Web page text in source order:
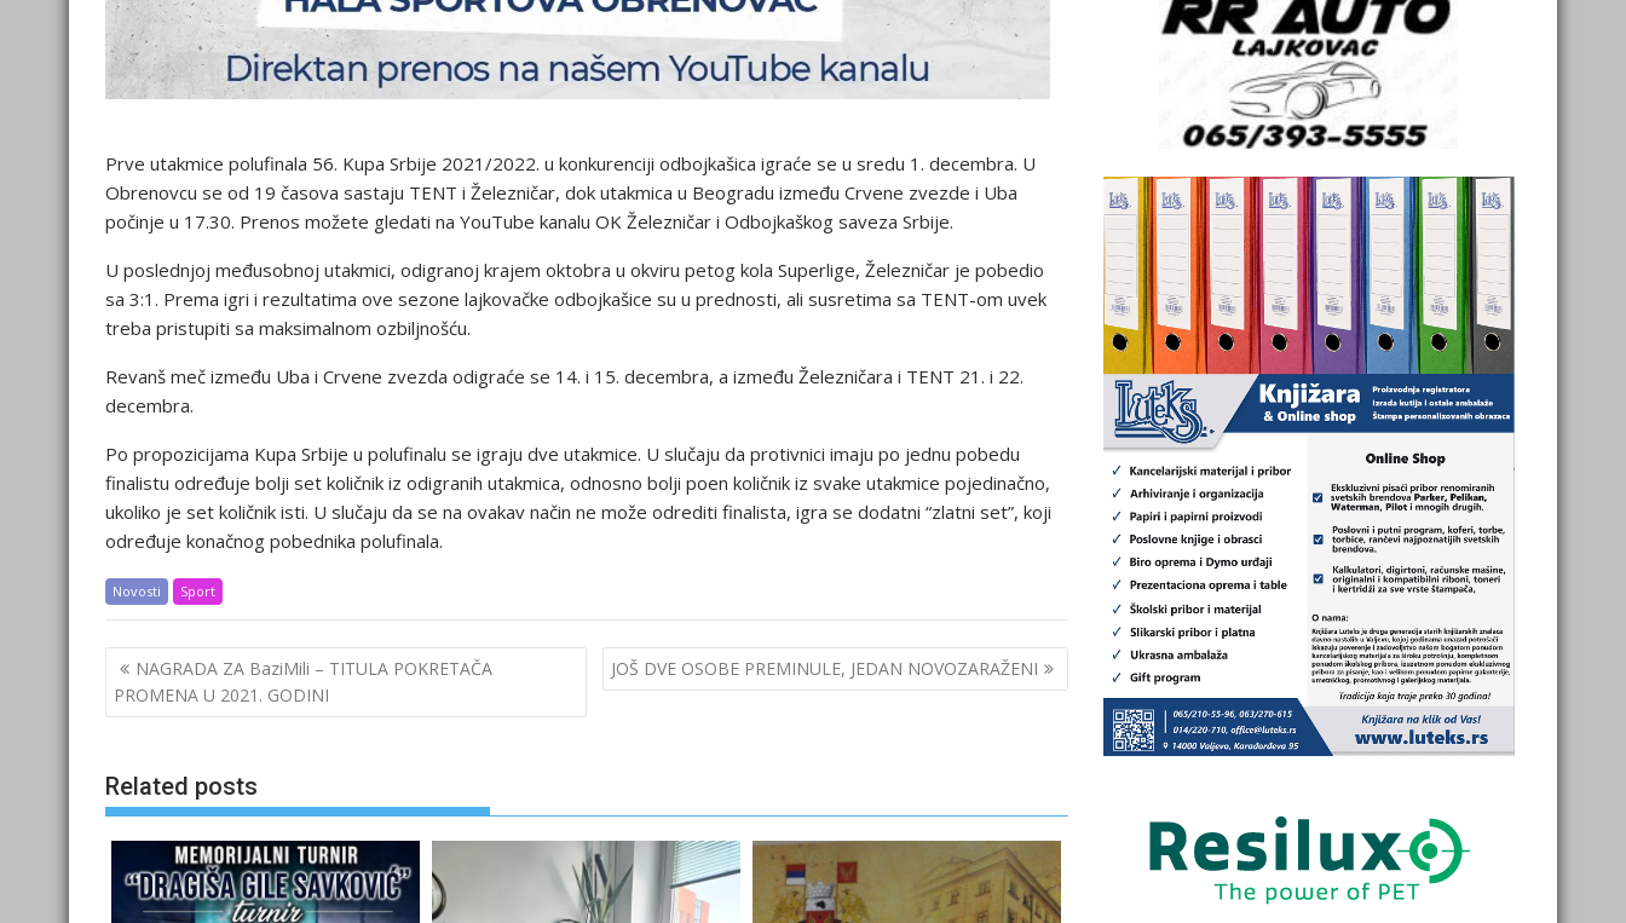
Prve utakmice polufinala 56. Kupa Srbije 2021/2022. u konkurenciji odbojkašica igraće se u sredu 1. decembra. U
Obrenovcu se od 19 časova sastaju TENT i Železničar, dok utakmica u Beogradu između Crvene zvezde i Uba
počinje u 17.30. Prenos možete gledati na YouTube kanalu OK Železničar i Odbojkaškog saveza Srbije.
U poslednjoj međusobnoj utakmici, odigranoj krajem oktobra u okviru petog kola Superlige, Železničar je pobedio
sa 3:1. Prema igri i rezultatima ove sezone lajkovačke odbojkašice su u prednosti, ali susretima sa TENT-om uvek
treba pristupiti sa maksimalnom ozbiljnošću.
Revanš meč između Uba i Crvene zvezda odigraće se 14. i 15. decembra, a između Železničara i TENT 21. i 22.
decembra.
Po propozicijama Kupa Srbije u polufinalu se igraju dve utakmice. U slučaju da protivnici imaju po jednu pobedu
finalistu određuje bolji set količnik iz odigranih utakmica, odnosno bolji poen količnik iz svake utakmice pojedinačno,
ukoliko je set količnik isti. U slučaju da se na ovakav način ne može odrediti finalista, igra se dodatni “zlatni set”, koji
određuje konačnog pobednika polufinala.
Novosti Sport
Post
navigation
NAGRADA ZA BaziMili – TITULA POKRETAČA
PROMENA U 2021. GODINI
JOŠ DVE OSOBE PREMINULE, JEDAN NOVOZARAŽENI
Related posts